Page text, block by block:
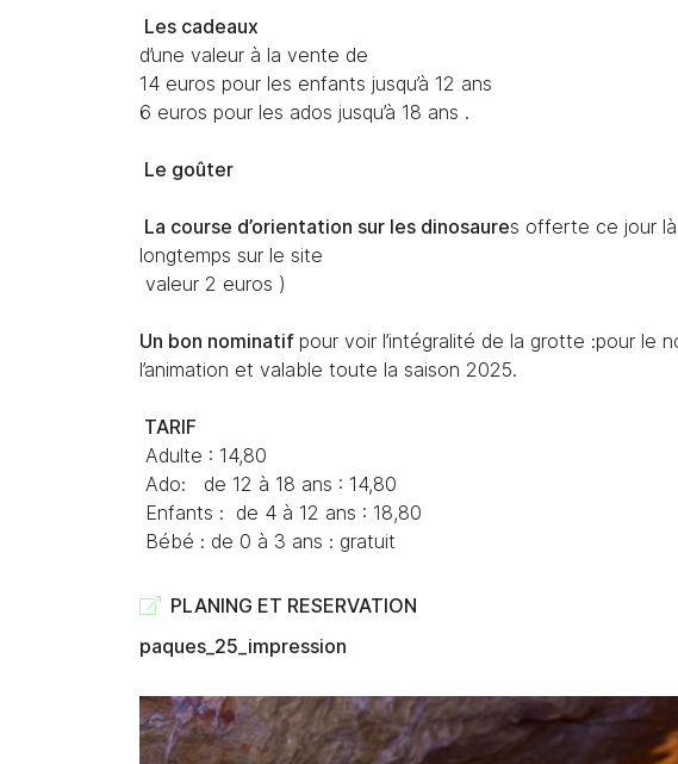
Les cadeaux
d’une valeur à la vente de
14 euros pour les enfants jusqu’à 12 ans
6 euros pour les ados jusqu’à 18 ans .
Le goûter
La course d’orientation sur les dinosaures offerte ce jour
longtemps sur le site
valeur 2 euros )
Un bon nominatif pour voir l’intégralité de la grotte :pour le
l’animation et valable toute la saison 2025.
TARIF
Adulte : 14,80
Ado: de 12 à 18 ans : 14,80
Enfants : de 4 à 12 ans : 18,80
Bébé : de 0 à 3 ans : gratuit
PLANING ET RESERVATION
paques_25_impression